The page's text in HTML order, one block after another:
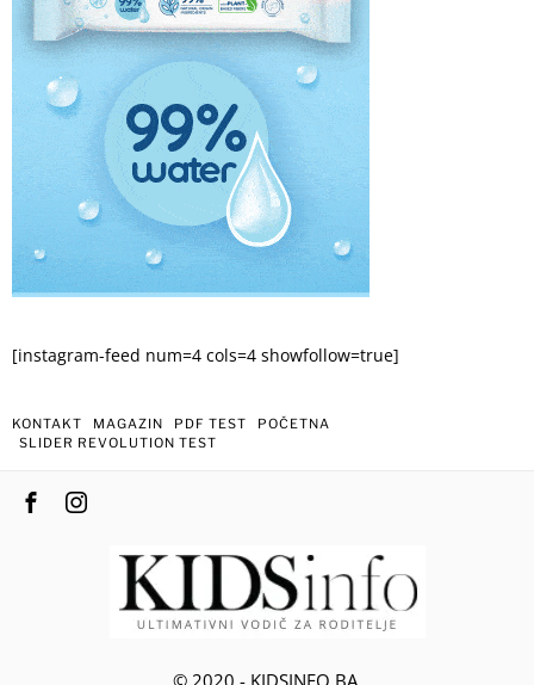
[instagram-feed num=4 cols=4 showfollow=true]
KONTAKT MAGAZIN PDF TEST
POČETNA
SLIDER REVOLUTION TEST
© 2020 - KIDSINFO.BA.